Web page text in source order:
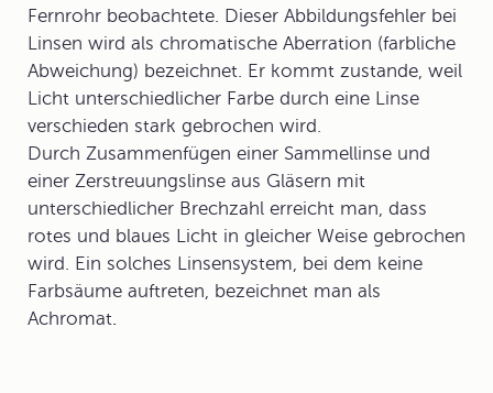
Fernrohr beobachtete. Dieser Abbildungsfehler bei
Linsen wird als chromatische Aberration (farbliche
Abweichung) bezeichnet. Er kommt zustande, weil
Licht unterschiedlicher Farbe durch eine Linse
verschieden stark gebrochen wird.
Durch Zusammenfügen einer Sammellinse und
einer Zerstreuungslinse aus Gläsern mit
unterschiedlicher Brechzahl erreicht man, dass
rotes und blaues Licht in gleicher Weise gebrochen
wird. Ein solches Linsensystem, bei dem keine
Farbsäume auftreten, bezeichnet man als
Achromat.